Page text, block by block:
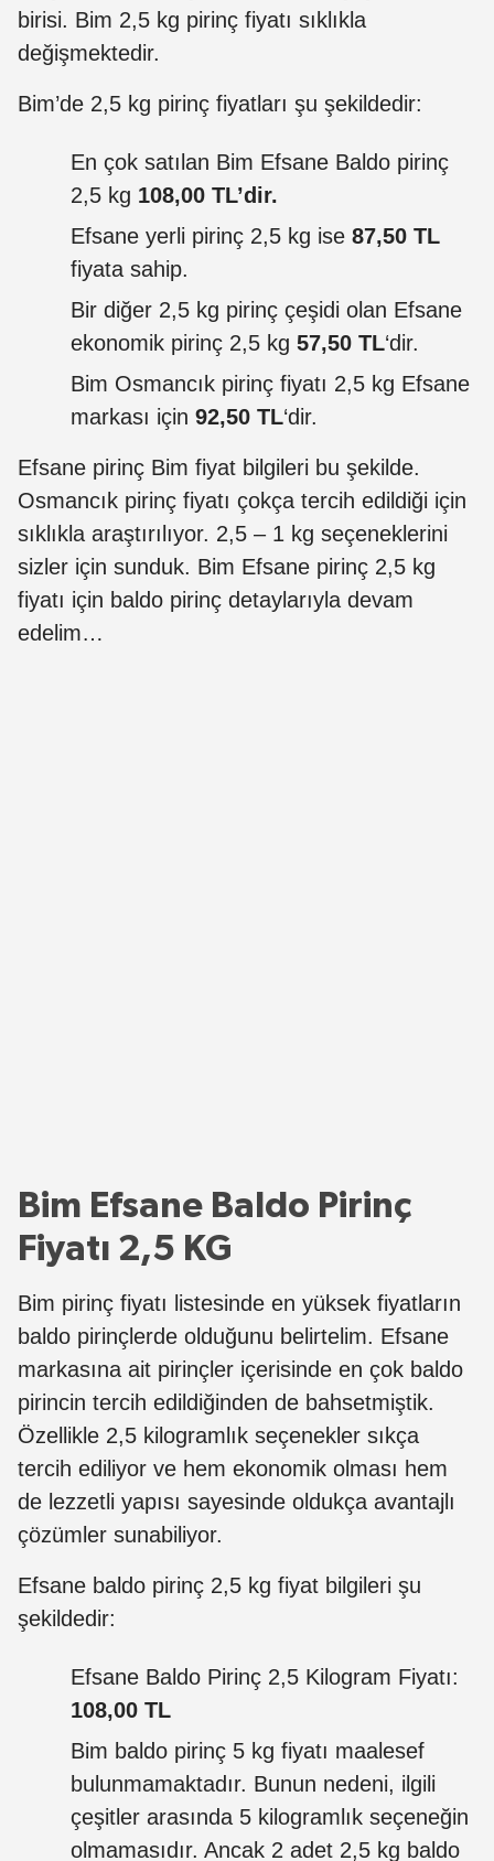
birisi. Bim 2,5 kg pirinç fiyatı sıklıkla
değişmektedir.
Bim’de 2,5 kg pirinç fiyatları şu şekildedir:
En çok satılan Bim Efsane Baldo pirinç
2,5 kg 108,00 TL’dir.
Efsane yerli pirinç 2,5 kg ise 87,50 TL
fiyata sahip.
Bir diğer 2,5 kg pirinç çeşidi olan Efsane
ekonomik pirinç 2,5 kg 57,50 TL‘dir.
Bim Osmancık pirinç fiyatı 2,5 kg Efsane
markası için 92,50 TL‘dir.
Efsane pirinç Bim fiyat bilgileri bu şekilde.
Osmancık pirinç fiyatı çokça tercih edildiği için
sıklıkla araştırılıyor. 2,5 – 1 kg seçeneklerini
sizler için sunduk. Bim Efsane pirinç 2,5 kg
fiyatı için baldo pirinç detaylarıyla devam
edelim…
Bim Efsane Baldo Pirinç
Fiyatı 2,5 KG
Bim pirinç fiyatı listesinde en yüksek fiyatların
baldo pirinçlerde olduğunu belirtelim. Efsane
markasına ait pirinçler içerisinde en çok baldo
pirincin tercih edildiğinden de bahsetmiştik.
Özellikle 2,5 kilogramlık seçenekler sıkça
tercih ediliyor ve hem ekonomik olması hem
de lezzetli yapısı sayesinde oldukça avantajlı
çözümler sunabiliyor.
Efsane baldo pirinç 2,5 kg fiyat bilgileri şu
şekildedir:
Efsane Baldo Pirinç 2,5 Kilogram Fiyatı:
108,00 TL
Bim baldo pirinç 5 kg fiyatı maalesef
bulunmamaktadır. Bunun nedeni, ilgili
çeşitler arasında 5 kilogramlık seçeneğin
olmamasıdır. Ancak 2 adet 2,5 kg baldo